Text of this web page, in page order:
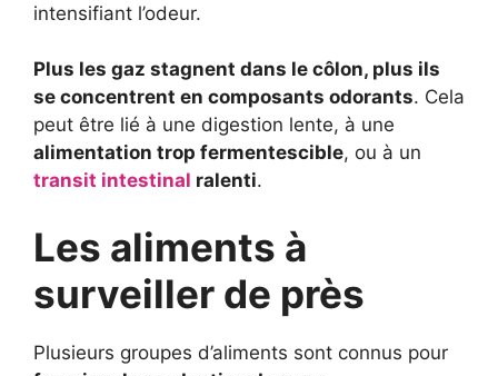
intensifiant l’odeur.
Plus les gaz stagnent dans le côlon, plus ils
se concentrent en composants odorants. Cela
peut être lié à une digestion lente, à une
alimentation trop fermentescible, ou à un
transit intestinal ralenti.
Les aliments à
surveiller de près
Plusieurs groupes d’aliments sont connus pour